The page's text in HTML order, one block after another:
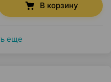
В корзину
еще